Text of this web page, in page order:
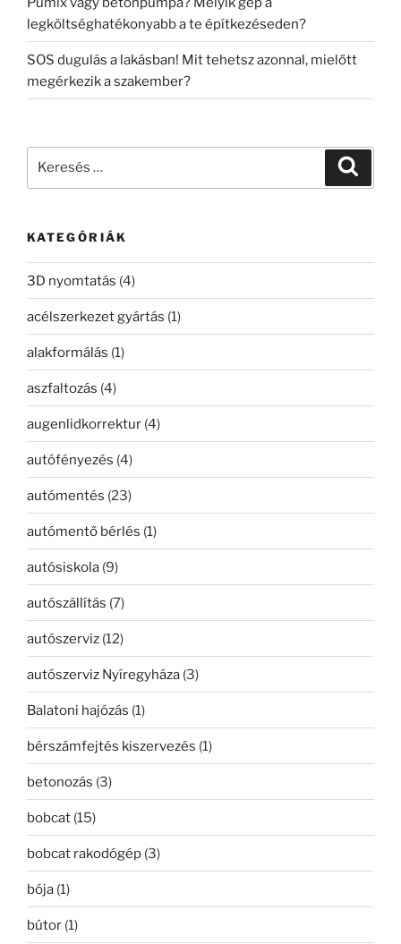
legköltséghatékonyabb a te építkezéseden?
SOS dugulás a lakásban! Mit tehetsz azonnal, mielőtt
megérkezik a szakember?
KATEGÓRIÁK
3D nyomtatás (4)
acélszerkezet gyártás (1)
alakformálás (1)
aszfaltozás (4)
augenlidkorrektur (4)
autófényezés (4)
autómentés (23)
autómentő bérlés (1)
autósiskola (9)
autószállítás (7)
autószerviz (12)
autószerviz Nyíregyháza (3)
Balatoni hajózás (1)
bérszámfejtés kiszervezés (1)
betonozás (3)
bobcat (15)
bobcat rakodógép (3)
bója (1)
bútor (1)